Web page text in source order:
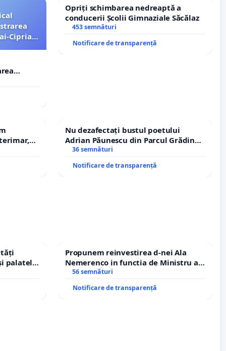
Ciprian
Opriți schimbarea nedreaptă a
conducerii Școlii Gimnaziale Săcălaz
453 semnături
Notificare de transparență
Nu dezafectați bustul poetului
Adrian Păunescu din Parcul Grădina
Icoanei! Stop cenzurii culturale!
36 semnături
Notificare de transparență
palatele
Propunem reinvestirea d-nei Ala
Nemerenco in functia de Ministru al
Sanatatii
56 semnături
Notificare de transparență